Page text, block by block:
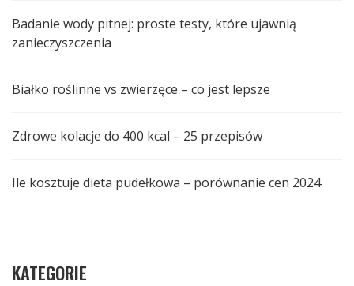
Badanie wody pitnej: proste testy, które ujawnią
zanieczyszczenia
Białko roślinne vs zwierzęce – co jest lepsze
Zdrowe kolacje do 400 kcal – 25 przepisów
Ile kosztuje dieta pudełkowa – porównanie cen 2024
KATEGORIE